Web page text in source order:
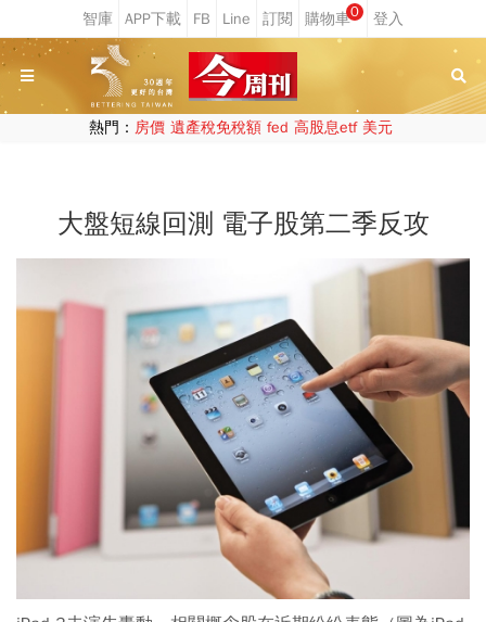
0
熱門： 房價 遺產稅免稅額 fed 高股息etf 美元
大盤短線回測 電子股第二季反攻